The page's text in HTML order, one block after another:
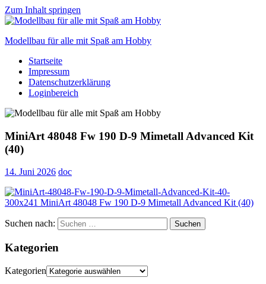
Zum Inhalt springen
Modellbau für alle mit Spaß am Hobby
Scale
modelling
to
Startseite
Impressum
Datenschutzerklärung
Loginbereich
MiniArt 48048 Fw 190 D-9 Mimetall Advanced Kit
(40)
14. Juni 2026 doc
Suchen nach: Suchen
Kategorien
Kategorien